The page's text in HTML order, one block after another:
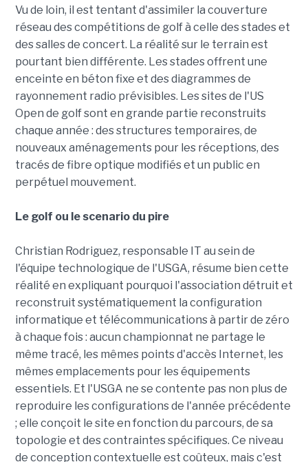
Vu de loin, il est tentant d'assimiler la couverture
réseau des compétitions de golf à celle des stades et
des salles de concert. La réalité sur le terrain est
pourtant bien différente. Les stades offrent une
enceinte en béton fixe et des diagrammes de
rayonnement radio prévisibles. Les sites de l'US
Open de golf sont en grande partie reconstruits
chaque année : des structures temporaires, de
nouveaux aménagements pour les réceptions, des
tracés de fibre optique modifiés et un public en
perpétuel mouvement.
Le golf ou le scenario du pire
Christian Rodriguez, responsable IT au sein de
l'équipe technologique de l'USGA, résume bien cette
réalité en expliquant pourquoi l'association détruit et
reconstruit systématiquement la configuration
informatique et télécommunications à partir de zéro
à chaque fois : aucun championnat ne partage le
même tracé, les mêmes points d'accès Internet, les
mêmes emplacements pour les équipements
essentiels. Et l'USGA ne se contente pas non plus de
reproduire les configurations de l'année précédente
; elle conçoit le site en fonction du parcours, de sa
topologie et des contraintes spécifiques. Ce niveau
de conception contextuelle est coûteux, mais c'est